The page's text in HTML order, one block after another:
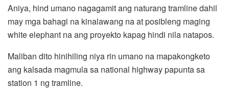
Aniya, hind umano nagagamit ang naturang tramline dahil
may mga bahagi na kinalawang na at posibleng maging
white elephant na ang proyekto kapag hindi nila natapos.
Maliban dito hinihiling niya rin umano na mapakongketo
ang kalsada magmula sa national highway papunta sa
station 1 ng tramline.